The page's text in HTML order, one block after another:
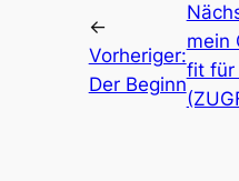
←
Vorheriger:
Der Beginn
mein
fit für